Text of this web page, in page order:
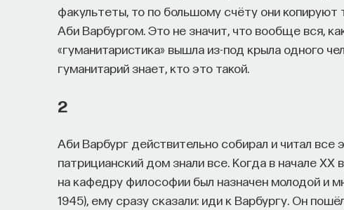
факультеты, то по большому счёту они копируют
Аби Варбургом. Это не значит, что вообще вся,
«гуманитаристика» вышла из-под крыла одного
гуманитарий знает, кто это такой.
2
Аби Варбург действительно собирал и читал все
патрицианский дом знали все. Когда в начале ХХ
на кафедру философии был назначен молодой и
1945), ему сразу сказали: иди к Варбургу. Он